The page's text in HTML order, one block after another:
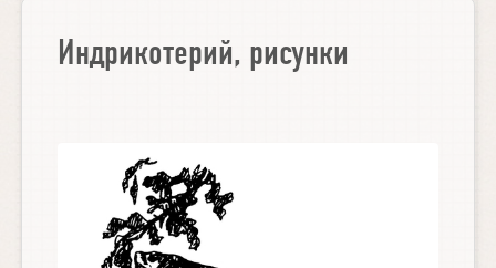
Индрикотерий, рисунки